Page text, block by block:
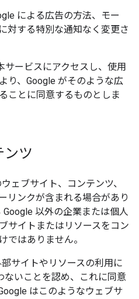
による広告の方法、モー
対する特別な通知なく変更さ
サービスにアクセスし、使用
り、Google がそのような広
ことに同意するものとしま
ンツ
ェブサイト、コンテンツ、
リンクが含まれる場合があり
Google 以外の企業または個人
サイトまたはリソースをコン
ではありません。
サイトやリソースの利用に
ないことを認め、これに同意
はこのようなウェブサ